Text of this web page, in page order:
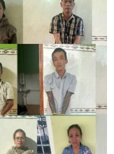
sự ở biên giới liên
ngày 23/6. (Ảnh:
đã cảnh báo
kích "liều
loạt các vụ